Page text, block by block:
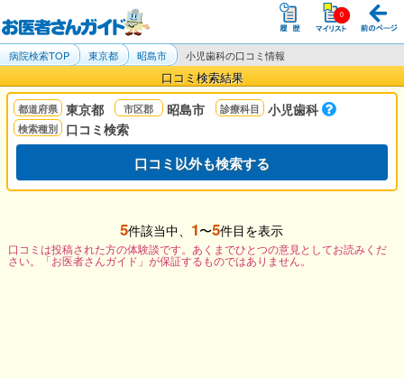
病院検索TOP 東京都 昭島市 小児歯科の口コミ情報
口コミ検索結果
東京都 昭島市
小児歯科
口コミ検索
口コミ以外も検索する
5件該当中、 1〜5件目を表示
口コミは投稿された方の体験談です。あくまでひとつの意見としてお読みくだ
さい。「お医者さんガイド」が保証するものではありません。